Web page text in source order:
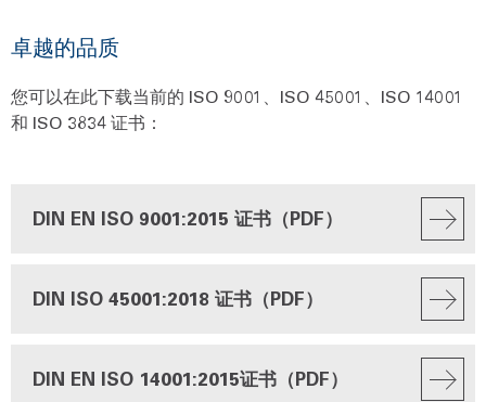
卓越的品质
您可以在此下载当前的 ISO 9001、ISO 45001、ISO 14001
和 ISO 3834 证书：
DIN EN ISO 9001:2015 证书（PDF）
DIN ISO 45001:2018 证书（PDF）
DIN EN ISO 14001:2015证书（PDF）